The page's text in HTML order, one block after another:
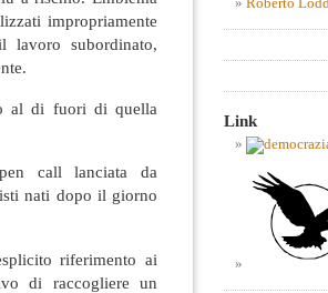
impropriamente
lavoro subordinato,
al di fuori di quella
call lanciata da
nati dopo il giorno
riferimento ai
di raccogliere un
Roberto
Link